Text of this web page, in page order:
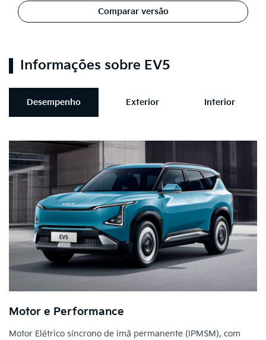
Comparar versão
Informações sobre EV5
Desempenho Exterior Interior
Motor e Performance
Motor Elétrico síncrono de imã permanente (IPMSM), com